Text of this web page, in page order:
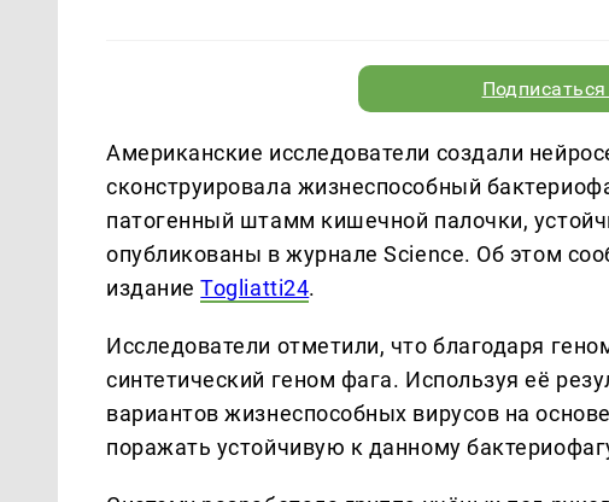
Американские исследователи создали
сконструировала жизнеспособный
патогенный штамм кишечной палочки,
опубликованы в журнале Science. Об этом
изданиеTogliatti24.
Исследователи отметили, что благодаря
синтетический геном фага. Используя её
вариантов жизнеспособных вирусов на
поражать устойчивую к данному